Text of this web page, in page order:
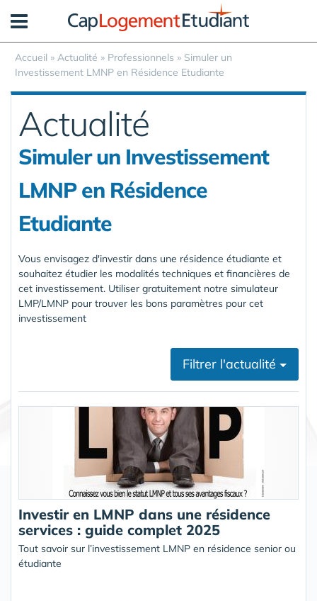
Accueil » Actualité » Professionnels » Simuler un
Investissement LMNP en Résidence Etudiante
Actualité
Simuler un Investissement
LMNP en Résidence
Etudiante
Vous envisagez d'investir dans une résidence étudiante et
souhaitez étudier les modalités techniques et financières de
cet investissement. Utiliser gratuitement notre simulateur
LMP/LMNP pour trouver les bons paramètres pour cet
investissement
Filtrer l'actualité
Investir en LMNP dans une résidence
services : guide complet 2025
Tout savoir sur l’investissement LMNP en résidence senior ou
étudiante